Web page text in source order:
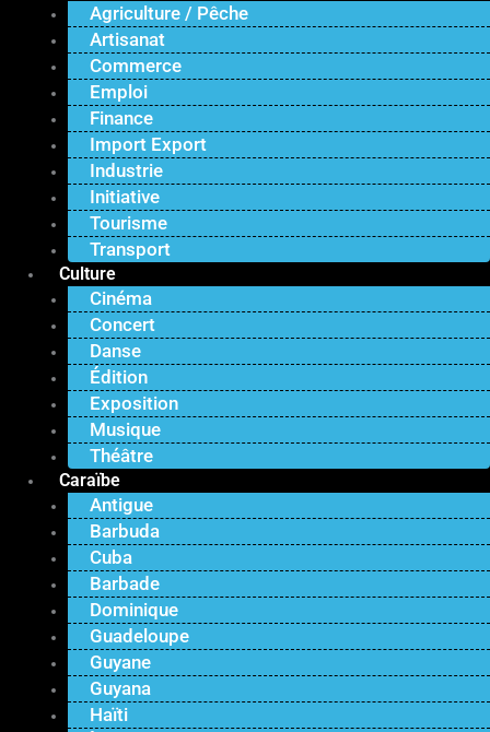
Agriculture / Pêche
Artisanat
Commerce
Emploi
Finance
Import Export
Industrie
Initiative
Tourisme
Transport
Culture
Cinéma
Concert
Danse
Édition
Exposition
Musique
Théâtre
Caraïbe
Antigue
Barbuda
Cuba
Barbade
Dominique
Guadeloupe
Guyane
Guyana
Haïti